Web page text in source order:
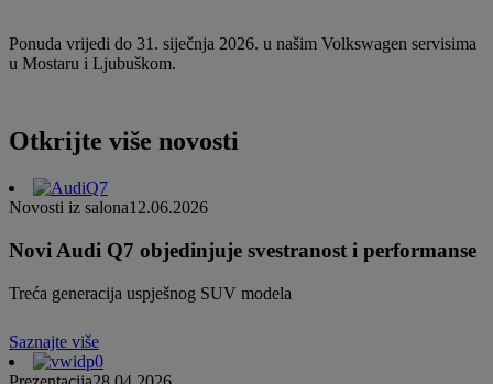
Ponuda vrijedi do 31. siječnja 2026. u našim Volkswagen servisima
u Mostaru i Ljubuškom.
Otkrijte više novosti
Novosti iz salona12.06.2026
Novi Audi Q7 objedinjuje svestranost i performanse
Treća generacija uspješnog SUV modela
Saznajte više